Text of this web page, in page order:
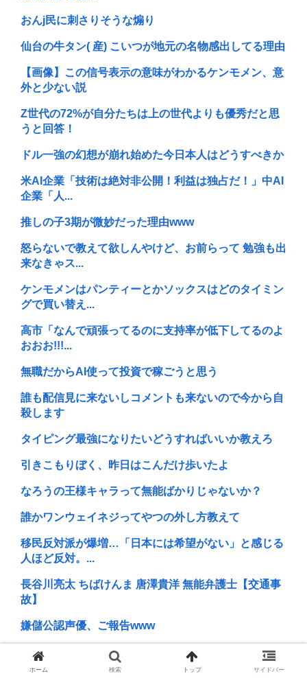
おんj民に刺さりそうな煽り
仙台の牛タン( 産) こいつが地元の名物感出してる理由
【画像】この信号表示の意味がわかるケンモメン、意
外と少ない説
Z世代の72%が自分たちは上の世代よりも優秀だと思
うと回答！
ドル一強の幻想が崩れ始めた今日本人はどうすべきか
米AI企業「技術は絶対非公開！利益は独占だ！」中AI
企業「人...
推しの子3期が微妙だった理由www
怒らないで教えて欲しんやけど、お前らって 勉強も出
来なきゃス...
ケンモメンはパンティーとかソックスはどのタイミン
グで買い替え...
高市「なんで頑張ってるのに支持率が低下してるのよ
おおお!!!...
無職だからAI使って投資で稼ごうと思う
誰も配信見に来ないしコメントも来ないので今から自
殺します
タイピング最強になりたいどうすればいいか教えろ
引きこもりぼく、昨日はこんだけ歩いたよ
なろうの王様キャラって無能ばかりじゃないか？
誰かワンウェイネジってやつの外し方教えて
移民反対派が爆増…「日本には希望がない」と感じる
人ほど反対。...
長谷川亮太 ちばけんま 唐澤貴洋 無能弁護士【交通事
故】
嫌儲公認声優、ご報告www
ワイ「ゴリラに勝てる方法を教えて、っと…」
ホーム 検索 トップ サイドバー